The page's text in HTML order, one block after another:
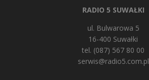
RADIO 5 SUWAŁKI
ul. Bulwarowa 5
16-400 Suwałki
tel. (087) 567 80 00
serwis@radio5.com.pl